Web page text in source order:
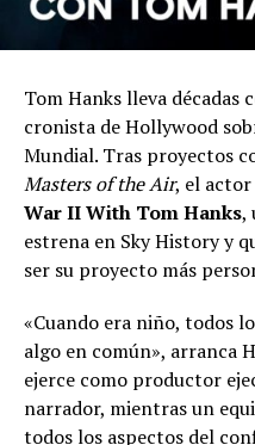
Tom Hanks lleva décadas
cronista de Hollywood
Mundial. Tras proyectos
Masters of the Air, el actor
War II With Tom Hanks,
estrena en Sky History y
ser su proyecto más
«Cuando era niño, todos
algo en común», arranca
ejerce como productor
narrador, mientras un
todos los aspectos del